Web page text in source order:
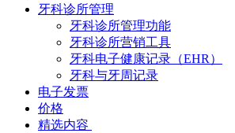
牙科诊所管理
牙科诊所管理功能
牙科诊所营销工具
牙科电子健康记录（EHR）
牙科与牙周记录
电子发票
价格
精选内容 ​